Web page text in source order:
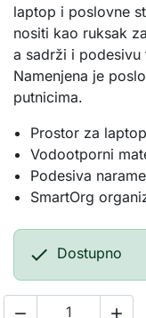
laptop i poslovne
nositi kao ruksak
a sadrži i podesivu
Namenjena je
putnicima.
Prostor za
Vodootporni
Podesiva
SmartOrg
 Dostupno
 